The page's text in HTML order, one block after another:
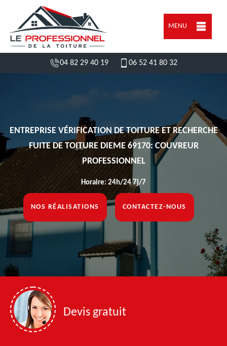
MENU
04 82 29 40 19 06 52 41 80 32
ENTREPRISE VÉRIFICATION DE TOITURE ET RECHERCHE
FUITE DE TOITURE DIEME 69170: COUVREUR
PROFESSIONNEL
Horaire: 24h/24 7j/7
NOS RÉALISATIONS CONTACTEZ-NOUS
Devis gratuit